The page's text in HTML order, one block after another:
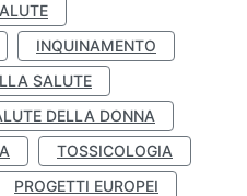
INQUINAMENTO
SALUTE
DELLA DONNA
TOSSICOLOGIA
PROGETTI EUROPEI